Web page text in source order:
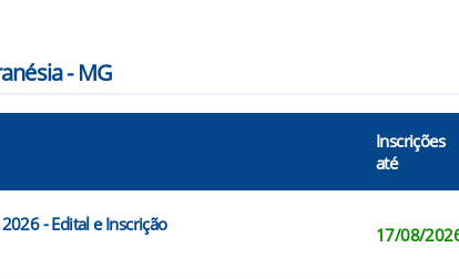
- MG
Inscrições
até
- Edital e Inscrição 17/08/